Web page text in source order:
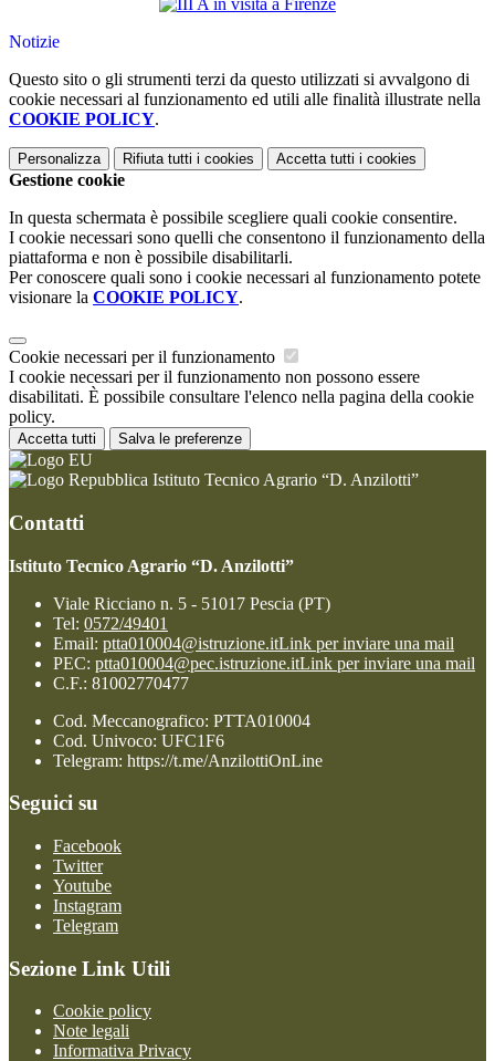
Notizie
Questo sito o gli strumenti terzi da questo utilizzati si avvalgono di
cookie necessari al funzionamento ed utili alle finalità illustrate nella
COOKIE POLICY.
Personalizza Rifiuta tutti i cookies Accetta tutti i cookies
Gestione cookie
In questa schermata è possibile scegliere quali cookie consentire.
I cookie necessari sono quelli che consentono il funzionamento della
piattaforma e non è possibile disabilitarli.
Per conoscere quali sono i cookie necessari al funzionamento potete
visionare la COOKIE POLICY.
Cookie necessari per il funzionamento
I cookie necessari per il funzionamento non possono essere
disabilitati. È possibile consultare l'elenco nella pagina della cookie
policy.
Accetta tutti Salva le preferenze
Istituto Tecnico Agrario “D. Anzilotti”
Contatti
Istituto Tecnico Agrario “D. Anzilotti”
Viale Ricciano n. 5 - 51017 Pescia (PT)
Tel: 0572/49401
Email: ptta010004@istruzione.itLink per inviare una mail
PEC: ptta010004@pec.istruzione.itLink per inviare una mail
C.F.: 81002770477
Cod. Meccanografico: PTTA010004
Cod. Univoco: UFC1F6
Telegram: https://t.me/AnzilottiOnLine
Seguici su
Facebook
Twitter
Youtube
Instagram
Telegram
Sezione Link Utili
Cookie policy
Note legali
Informativa Privacy